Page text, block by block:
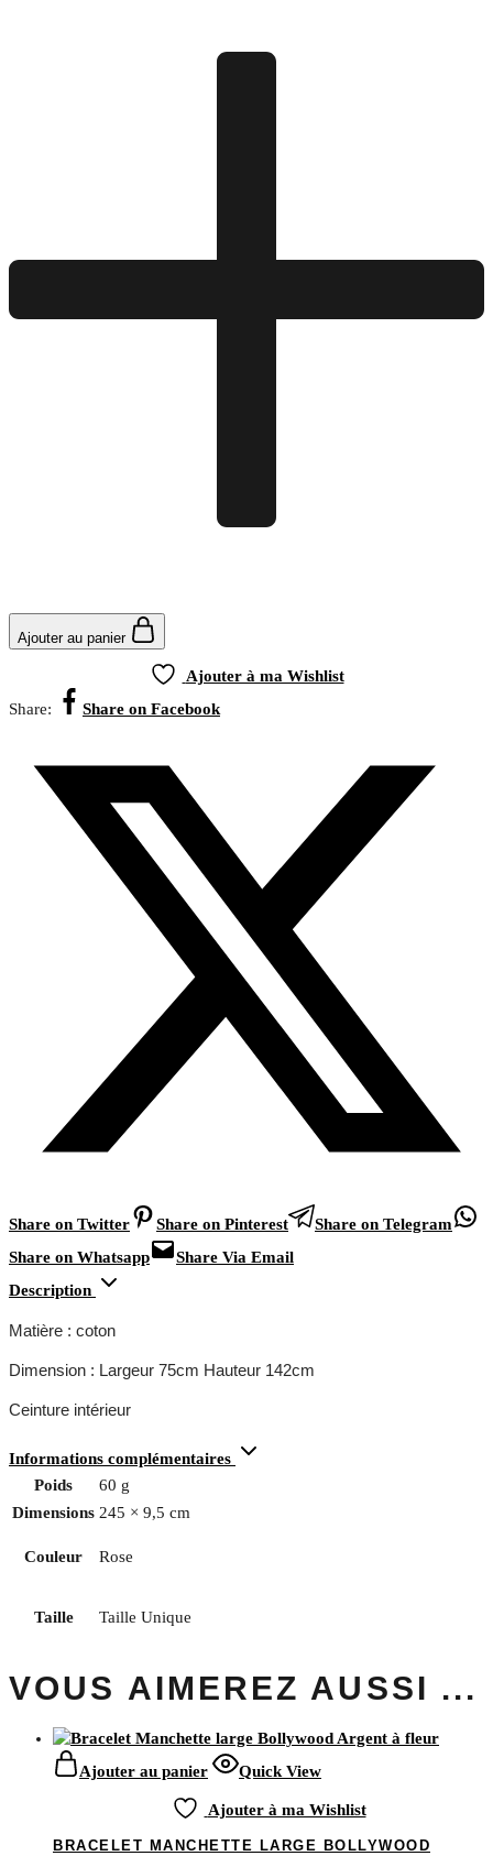
Ajouter au panier
Ajouter à ma Wishlist
Share:
Share on Facebook
Share on Twitter Share on Pinterest
Share on Telegram
Share on Whatsapp
Share Via Email
Description
Matière : coton
Dimension : Largeur 75cm Hauteur 142cm
Ceinture intérieur
Informations complémentaires
Poids
60 g
Dimensions 245 × 9,5 cm
Couleur Rose
Taille Taille Unique
VOUS AIMEREZ AUSSI ...
Ajouter au panier Quick View
Ajouter à ma Wishlist
BRACELET MANCHETTE LARGE BOLLYWOOD